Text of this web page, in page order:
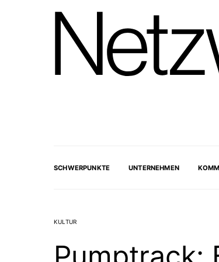
SCHWERPUNKTE UNTERNEHMEN
KULTUR